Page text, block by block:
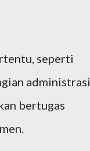
seperti
administrasi
bertugas